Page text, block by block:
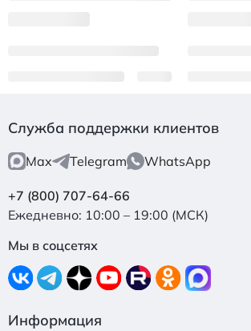
Служба поддержки клиентов
Max Telegram WhatsApp
+7 (800) 707-64-66
Ежедневно: 10:00 – 19:00 (МСК)
Мы в соцсетях
Информация